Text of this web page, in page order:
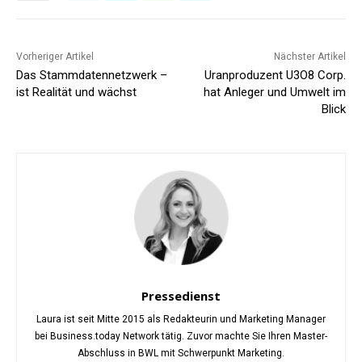
Vorheriger Artikel
Das Stammdatennetzwerk –
ist Realität und wächst
Nächster Artikel
Uranproduzent U3O8 Corp.
hat Anleger und Umwelt im
Blick
Pressedienst
Laura ist seit Mitte 2015 als Redakteurin und Marketing Manager
bei Business.today Network tätig. Zuvor machte Sie Ihren Master-
Abschluss in BWL mit Schwerpunkt Marketing.